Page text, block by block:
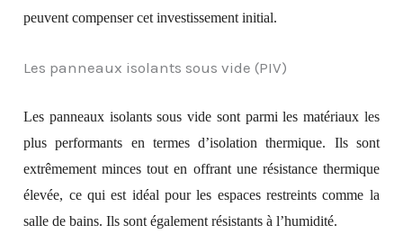
peuvent compenser cet investissement initial.
Les panneaux isolants sous vide (PIV)
Les panneaux isolants sous vide sont parmi les matériaux les
plus performants en termes d’isolation thermique. Ils sont
extrêmement minces tout en offrant une résistance thermique
élevée, ce qui est idéal pour les espaces restreints comme la
salle de bains. Ils sont également résistants à l’humidité.